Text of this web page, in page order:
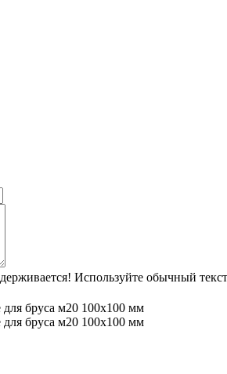
Используйте обычный
бруса м20 100х100 мм
бруса м20 100х100 мм